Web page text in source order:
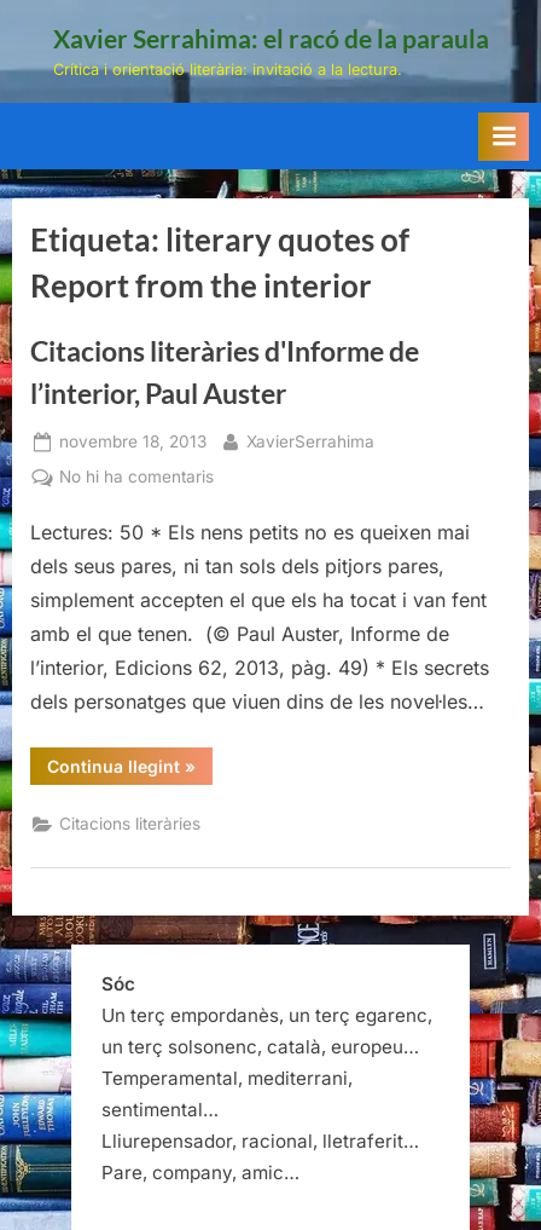
Xavier Serrahima: el racó de la paraula
Crítica i orientació literària: invitació a la lectura.
Etiqueta: literary quotes of
Report from the interior
Citacions literàries d'Informe de
l’interior, Paul Auster
Posted
on
novembre 18, 2013 By
XavierSerrahima
No hi ha comentarisa
literàries
d'Informe
l’interior,
Paul
Auster
Lectures: 50 * Els nens petits no es queixen mai
dels seus pares, ni tan sols dels pitjors pares,
simplement accepten el que els ha tocat i van fent
amb el que tenen. (© Paul Auster, Informe de
l’interior, Edicions 62, 2013, pàg. 49) * Els secrets
dels personatges que viuen dins de les novel·les…
Continua llegint“Citacions
literàries
de
l’interior,
Auster”
»
Citacions literàries
Sóc
Un terç empordanès, un terç egarenc,
un terç solsonenc, català, europeu…
Temperamental, mediterrani,
sentimental…
Lliurepensador, racional, lletraferit…
Pare, company, amic…